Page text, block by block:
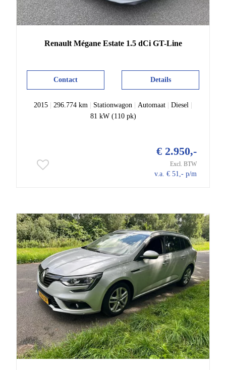
Renault Mégane Estate 1.5 dCi GT-Line
Details
Contact
2015 296.774 km Stationwagon Automaat Diesel
81 kW (110 pk)
€ 2.950,-
Excl. BTW
v.a. € 51,- p/m